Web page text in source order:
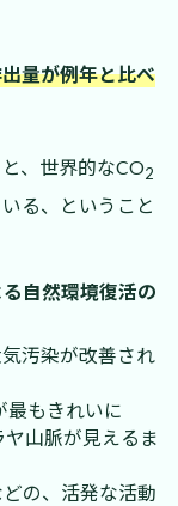
量が例年と比べ
、世界的なCO2
る、ということ
自然環境復活の
汚染が改善され
最もきれいに
山脈が見えるま
の、活発な活動